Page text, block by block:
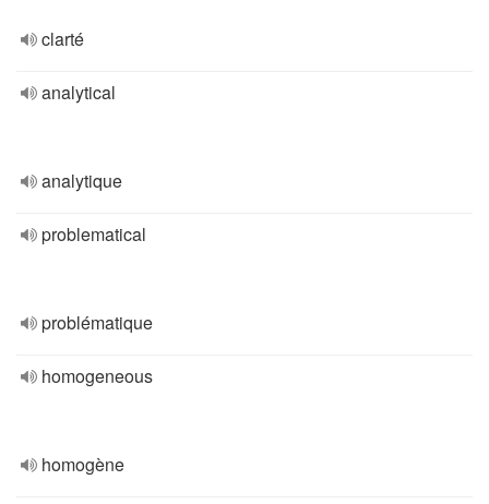
clarté
analytical
analytique
problematical
problématique
homogeneous
homogène